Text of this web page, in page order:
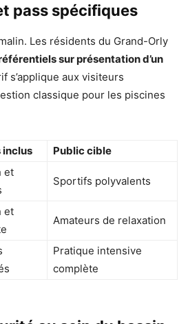
pass spécifiques
Les résidents du Grand-Orly
sur présentation d’un
s’applique aux visiteurs
classique pour les piscines
inclus
Public cible
et
Sportifs polyvalents
et
Amateurs de relaxation
Pratique intensive
complète